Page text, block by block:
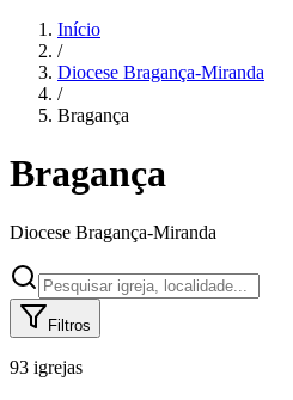
Início
/
Diocese Bragança-Miranda
/
Bragança
Bragança
Diocese Bragança-Miranda
Filtros
93 igrejas